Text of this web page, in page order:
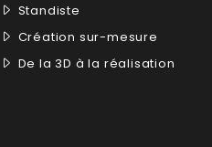
Standiste
Création sur-mesure
De la 3D à la réalisation